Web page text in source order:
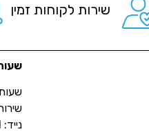
שירות לקוחות זמין
שעות
נייד: 054-5869881